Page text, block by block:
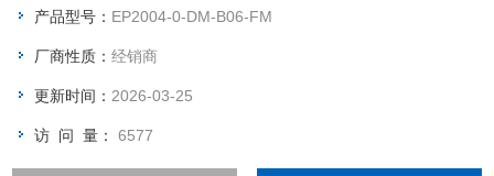
产品型号： EP2004-0-DM-B06-FM
厂商性质：经销商
更新时间： 2026-03-25
访 问 量：6577